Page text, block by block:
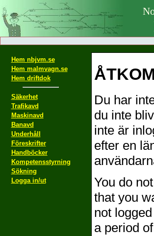
Hem nbjvm.se
Hem malmvagn.se
Hem driftdok
Säkerhet
Trafikavd
Maskinavd
Banavd
Underhåll
Föreskrifter
Handböcker
Kompetensstyrning
Sökning
Logga in/ut
Du har
du inte
inte är
efter en
You do
that you
not
a period